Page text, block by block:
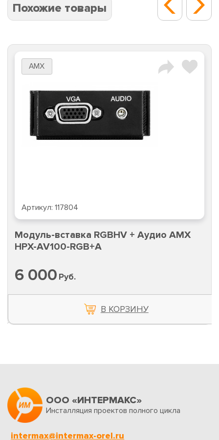
Похожие товары
AMX
Артикул: 117804
Модуль-вставка RGBHV + Аудио AMX
HPX-AV100-RGB+A
6 000 Руб.
В КОРЗИНУ
ООО «ИНТЕРМАКС»
Инсталляция проектов полного цикла
intermax@intermax-orel.ru